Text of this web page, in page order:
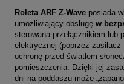
Roleta ARF Z-Wave posiada
umożliwiający obsługę w
sterowana przełącznikiem lub
elektrycznej (poprzez zasilacz
ochronę przed światłem
pomieszczenia. Dzięki jej
dni na poddaszu może